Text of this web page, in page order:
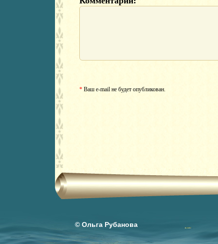
*Ваш e-mail не будет опубликован.
© Ольга Рубанова